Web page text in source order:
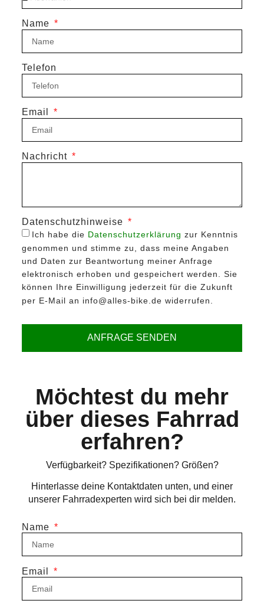
Name
Telefon
Email
Nachricht
Datenschutzhinweise
Ich habe die Datenschutzerklärung zur Kenntnis
genommen und stimme zu, dass meine Angaben
und Daten zur Beantwortung meiner Anfrage
elektronisch erhoben und gespeichert werden. Sie
können Ihre Einwilligung jederzeit für die Zukunft
per E-Mail an info@alles-bike.de widerrufen.
ANFRAGE SENDEN
Möchtest du mehr
über dieses Fahrrad
erfahren?
Verfügbarkeit? Spezifikationen? Größen?
Hinterlasse deine Kontaktdaten unten, und einer
unserer Fahrradexperten wird sich bei dir melden.
Name
Email